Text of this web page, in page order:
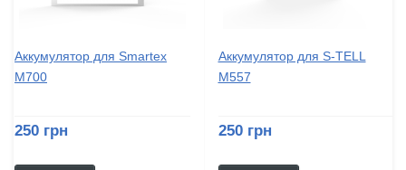
Аккумулятор для Smartex
M700
250 грн
Аккумулятор для S-TELL
M557
250 грн